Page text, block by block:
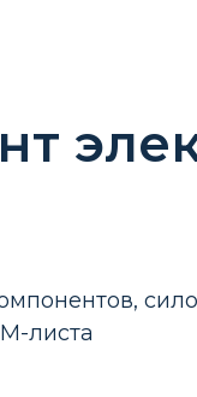
листа